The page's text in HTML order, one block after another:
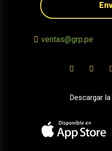
ventas@grp.pe
Descargar la